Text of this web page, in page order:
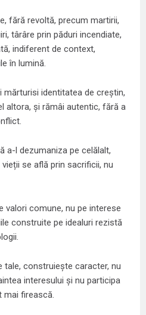
fără revoltă, precum martirii,
târâre prin păduri incendiate,
indiferent de context,
în lumină.
mărturisi identitatea de creștin,
altora, și rămâi autentic, fără a
a-l dezumaniza pe celălalt,
se află prin sacrificii, nu
valori comune, nu pe interese
construite pe idealuri rezistă
tale, construiește caracter, nu
interesului și nu participa
mai firească.